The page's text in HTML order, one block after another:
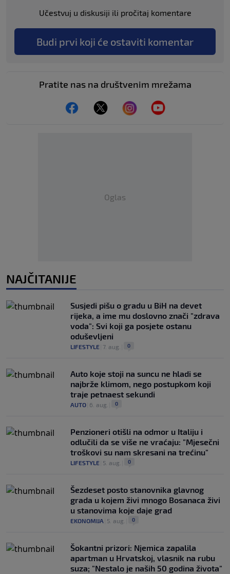
Učestvuj u diskusiji ili pročitaj komentare
Budi prvi koji će ostaviti komentar
Pratite nas na društvenim mrežama
Oglas
NAJČITANIJE
Susjedi pišu o gradu u BiH na devet
rijeka, a ime mu doslovno znači "zdrava
voda": Svi koji ga posjete ostanu
oduševljeni
LIFESTYLE 7. aug. 0
Auto koje stoji na suncu ne hladi se
najbrže klimom, nego postupkom koji
traje petnaest sekundi
AUTO 6. aug. 0
Penzioneri otišli na odmor u Italiju i
odlučili da se više ne vraćaju: "Mjesečni
troškovi su nam skresani na trećinu"
LIFESTYLE 5. aug. 0
Šezdeset posto stanovnika glavnog
grada u kojem živi mnogo Bosanaca živi
u stanovima koje daje grad
EKONOMIJA 5. aug. 0
Šokantni prizori: Njemica zapalila
apartman u Hrvatskoj, vlasnik na rubu
suza; "Nestalo je naših 50 godina života"